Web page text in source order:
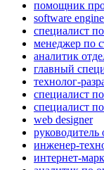
помощник
software
специалист
менеджер по
аналитик
главный
технолог-
специалист
специалист
web designer
руководитель
инженер-
интернет-